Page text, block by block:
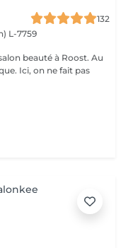
132
L-7759
beauté à Roost. Au
pas